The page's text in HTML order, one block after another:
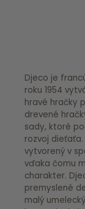
Djeco je
roku 1954
hravé hračky
drevené
sady, ktoré
rozvoj
vytvorený v
vďaka čomu
charakter.
premyslené
malý